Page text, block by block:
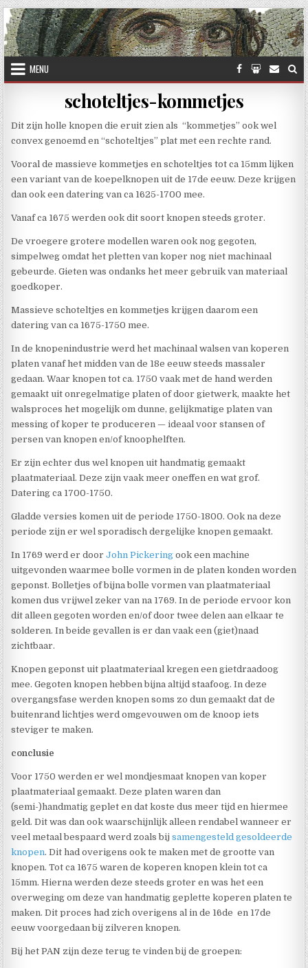
Skip to content
MENU
schoteltjes-kommetjes
Dit zijn holle knopen die eruit zien als “kommetjes” ook wel
convex genoemd en “schoteltjes” plat met een rechte rand.
Vooral de massieve kommetjes en schoteltjes tot ca 15mm lijken
een variant van de koepelknopen uit de 17de eeuw. Deze krijgen
dan ook een datering van ca 1625-1700 mee.
Vanaf ca 1675 werden ook dit soort knopen steeds groter.
De vroegere grotere modellen waren ook nog gegoten,
simpelweg omdat het pletten van koper nog niet machinaal
gebeurde. Gieten was ondanks het meer gebruik van materiaal
goedkoper.
Massieve schoteltjes en kommetjes krijgen daarom een
datering van ca 1675-1750 mee.
In de knopenindustrie werd het machinaal walsen van koperen
platen vanaf het midden van de 18e eeuw steeds massaler
gedaan. Waar knopen tot ca. 1750 vaak met de hand werden
gemaakt uit onregelmatige platen of door gietwerk, maakte het
walsproces het mogelijk om dunne, gelijkmatige platen van
messing of koper te produceren — ideaal voor stansen of
persen van knopen en/of knoophelften.
Er zijn echter dus wel knopen uit handmatig gemaakt
plaatmateriaal. Deze zijn vaak meer oneffen en wat grof.
Datering ca 1700-1750.
Gladde versies komen uit de periode 1750-1800. Ook na deze
periode zijn er wel sporadisch dergelijke knopen gemaakt.
In 1769 werd er doorJohn Pickering ook een machine
uitgevonden waarmee bolle vormen in de platen konden worden
geponst. Bolletjes of bijna bolle vormen van plaatmateriaal
komen dus vrijwel zeker van na 1769. In de periode ervoor kon
dit alleen gegoten worden en/of door twee delen aan elkaar te
solderen. In beide gevallen is er dan vaak een (giet)naad
zichtbaar.
Knopen geponst uit plaatmateriaal kregen een gietdraadoog
mee. Gegoten knopen hebben bijna altijd staafoog. In deze
overgangsfase werden knopen soms zo dun gemaakt dat de
buitenrand lichtjes werd omgevouwen om de knoop iets
steviger te maken.
conclusie
Voor 1750 werden er wel mondjesmaat knopen van koper
plaatmateriaal gemaakt. Deze platen waren dan
(semi-)handmatig geplet en dat koste dus meer tijd en hiermee
geld. Dit was dan ook waarschijnlijk alleen rendabel wanneer er
veel metaal bespaard werd zoals bijsamengesteld gesoldeerde
knopen. Dit had overigens ook te maken met de grootte van
knopen. Tot ca 1675 waren de koperen knopen klein tot ca
15mm. Hierna werden deze steeds groter en was het een
overweging om deze van handmatig geplette koperen platen te
maken. Dit proces had zich overigens al in de 16de en 17de
eeuw voorgedaan bij zilveren knopen.
Bij het PAN zijn deze terug te vinden bij de groepen: